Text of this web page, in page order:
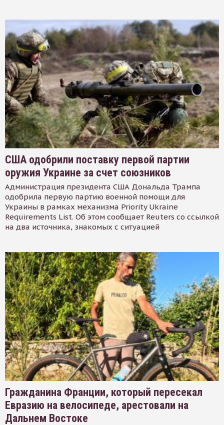
США одобрили поставку первой партии
оружия Украине за счет союзников
Администрация президента США Дональда Трампа
одобрила первую партию военной помощи для
Украины в рамках механизма Priority Ukraine
Requirements List. Об этом сообщает Reuters со ссылкой
на два источника, знакомых с ситуацией
Гражданина Франции, который пересекал
Евразию на велосипеде, арестовали на
Дальнем Востоке